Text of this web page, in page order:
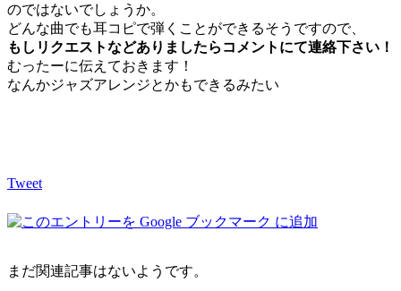
のではないでしょうか。
どんな曲でも耳コピで弾くことができるそうですので、
もしリクエストなどありましたらコメントにて連絡下さい！
むったーに伝えておきます！
なんかジャズアレンジとかもできるみたい
Tweet
まだ関連記事はないようです。